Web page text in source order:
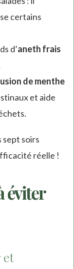
certains
d’aneth frais
de menthe
et aide
sept soirs
réelle !
éviter
et